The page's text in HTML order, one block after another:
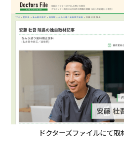
ドクターズファイルにて